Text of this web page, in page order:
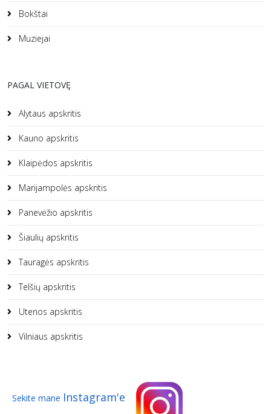
Bokštai
Muziejai
PAGAL VIETOVĘ
Alytaus apskritis
Kauno apskritis
Klaipėdos apskritis
Marijampolės apskritis
Panevėžio apskritis
Šiaulių apskritis
Tauragės apskritis
Telšių apskritis
Utenos apskritis
Vilniaus apskritis
Sekite mane Instagram'e